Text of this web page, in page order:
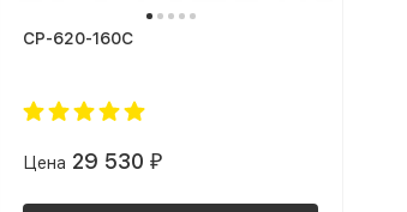
СР-620-160С
Цена 29 530 ₽